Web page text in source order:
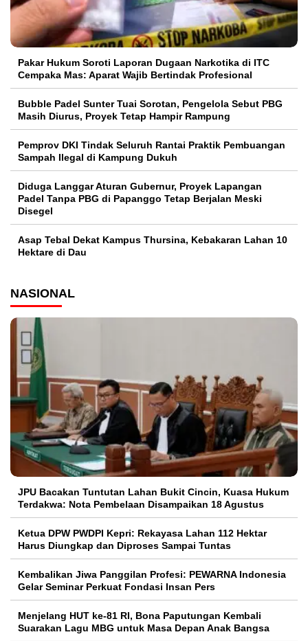
Pakar Hukum Soroti Laporan Dugaan Narkotika di ITC
Cempaka Mas: Aparat Wajib Bertindak Profesional
Bubble Padel Sunter Tuai Sorotan, Pengelola Sebut PBG
Masih Diurus, Proyek Tetap Hampir Rampung
Pemprov DKI Tindak Seluruh Rantai Praktik Pembuangan
Sampah Ilegal di Kampung Dukuh
Diduga Langgar Aturan Gubernur, Proyek Lapangan
Padel Tanpa PBG di Papanggo Tetap Berjalan Meski
Disegel
Asap Tebal Dekat Kampus Thursina, Kebakaran Lahan 10
Hektare di Dau
NASIONAL
JPU Bacakan Tuntutan Lahan Bukit Cincin, Kuasa Hukum
Terdakwa: Nota Pembelaan Disampaikan 18 Agustus
Ketua DPW PWDPI Kepri: Rekayasa Lahan 112 Hektar
Harus Diungkap dan Diproses Sampai Tuntas
Kembalikan Jiwa Panggilan Profesi: PEWARNA Indonesia
Gelar Seminar Perkuat Fondasi Insan Pers
Menjelang HUT ke-81 RI, Bona Paputungan Kembali
Suarakan Lagu MBG untuk Masa Depan Anak Bangsa